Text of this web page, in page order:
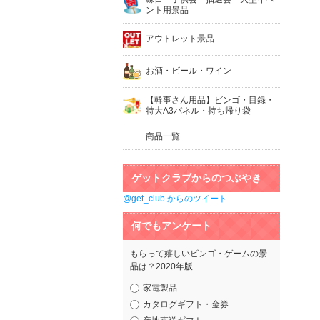
ント用景品
アウトレット景品
お酒・ビール・ワイン
【幹事さん用品】ビンゴ・目録・
特大A3パネル・持ち帰り袋
商品一覧
ゲットクラブからのつぶやき
@get_club からのツイート
何でもアンケート
もらって嬉しいビンゴ・ゲームの景
品は？2020年版
家電製品
カタログギフト・金券